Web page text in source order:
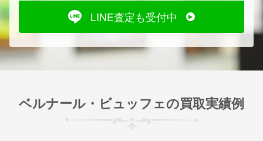
LINE査定も受付中
ベルナール・ビュッフェの買取実績例